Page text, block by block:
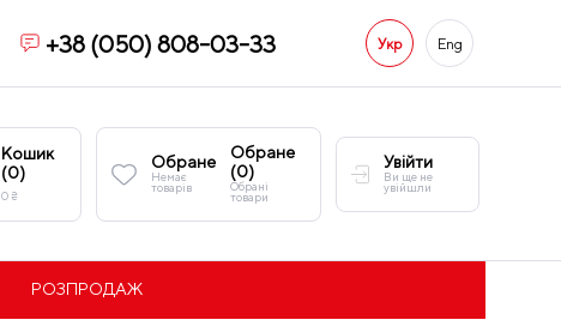
+38 (050) 808-03-33 Укр Eng
Кошик
(0)
0₴
Обране
Немає
товарів
Обране
(0)
Обрані
товари
Увійти
Ви ще не
увійшли
РОЗПРОДАЖ